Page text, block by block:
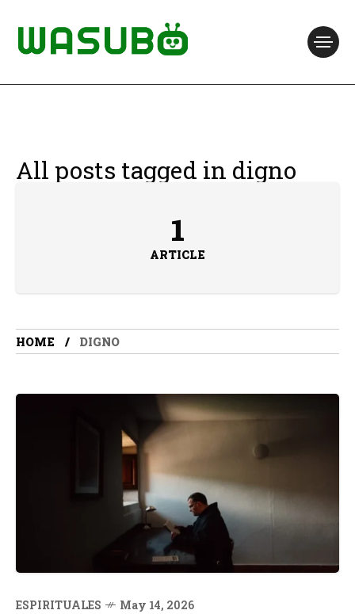
All posts tagged in digno
1
ARTICLE
HOME DIGNO
ESPIRITUALES May 14, 2026